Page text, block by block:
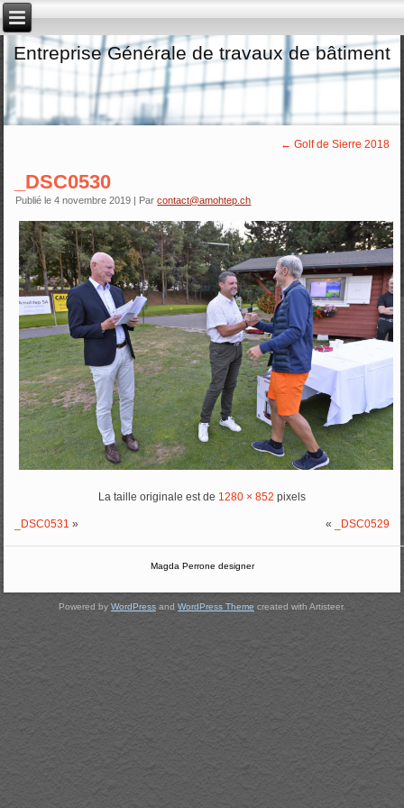
Entreprise Générale de travaux de bâtiment
← Golf de Sierre 2018
_DSC0530
Publié le 4 novembre 2019 | Par contact@amohtep.ch
La taille originale est de 1280 × 852 pixels
_DSC0531 » « _DSC0529
Magda Perrone designer
Powered by WordPress and WordPress Theme created with Artisteer.